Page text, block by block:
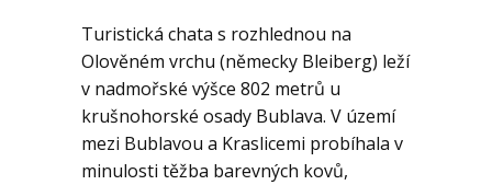
Turistická chata s rozhlednou na
Olověném vrchu (německy Bleiberg) leží
v nadmořské výšce 802 metrů u
krušnohorské osady Bublava. V území
mezi Bublavou a Kraslicemi probíhala v
minulosti těžba barevných kovů,